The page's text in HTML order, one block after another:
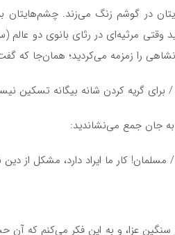
در گوشم زنگ می‌زند. چشم‌هایتان
مرثیه‌ای در رثای بانوی دو
را زمزمه می‌کردید؛ همان‌جا که
برای گریه کردن شانه بیگانه تسکین
به جان جمع می‌نشاندید:
/ مسلمان! کار ما ایراد دارد، مشکل از
سنگین عزا، و به این فکر می‌کنم که آن